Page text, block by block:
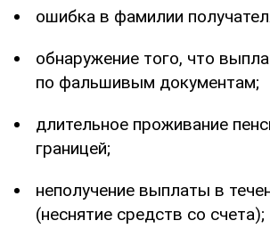
ошибка в фамилии
обнаружение того, что
по фальшивым документам;
длительное проживание
границей;
неполучение выплаты в
(неснятие средств со счета);